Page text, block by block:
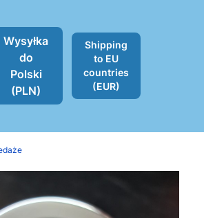
Wysyłka
do
Polski
(PLN)
Shipping
to EU
countries
(EUR)